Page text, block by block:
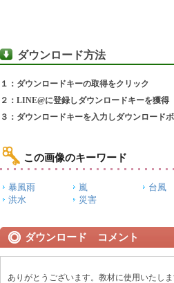
ダウンロード方法
１：ダウンロードキーの取得をクリック
２：LINE@に登録しダウンロードキーを獲得
３：ダウンロードキーを入力しダウンロード
この画像のキーワード
暴風雨 嵐 台風
洪水
災害
ダウンロード コメント
ありがとうございます。教材に使用いたしま